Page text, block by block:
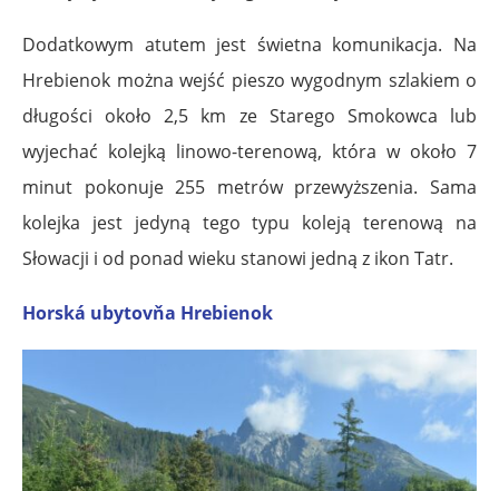
Dodatkowym atutem jest świetna komunikacja. Na
Hrebienok można wejść pieszo wygodnym szlakiem o
długości około 2,5 km ze Starego Smokowca lub
wyjechać kolejką linowo-terenową, która w około 7
minut pokonuje 255 metrów przewyższenia. Sama
kolejka jest jedyną tego typu koleją terenową na
Słowacji i od ponad wieku stanowi jedną z ikon Tatr.
Horská ubytovňa Hrebienok